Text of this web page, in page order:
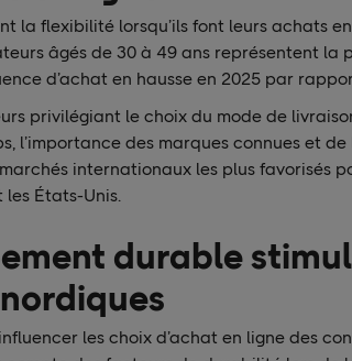
la flexibilité lorsqu’ils font leurs achats
âgés de 30 à 49 ans représentent la
d’achat en hausse en 2025 par
privilégiant le choix du mode de
l’importance des marques connues et
internationaux les plus favorisés
États-Unis.
durable
les choix d’achat en ligne des